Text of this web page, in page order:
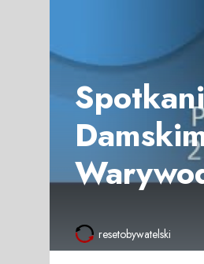
resetobywatelski